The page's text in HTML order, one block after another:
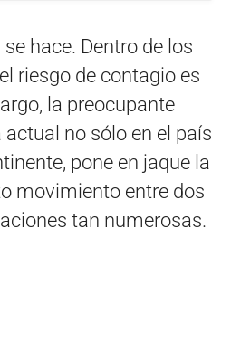
hace. Dentro de los
riesgo de contagio es
la preocupante
no sólo en el país
pone en jaque la
movimiento entre dos
tan numerosas.